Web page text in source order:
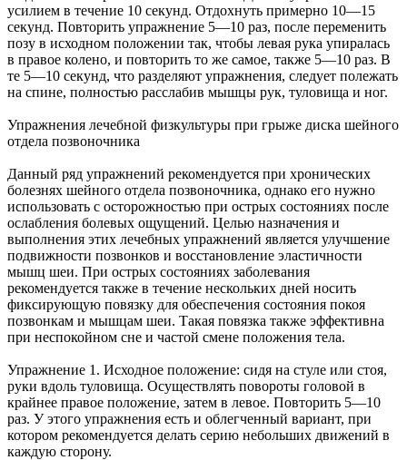
усилием в течение 10 секунд. Отдохнуть примерно 10—15
секунд. Повторить упражнение 5—10 раз, после переменить
позу в исходном положении так, чтобы левая рука упиралась
в правое колено, и повторить то же самое, также 5—10 раз. В
те 5—10 секунд, что разделяют упражнения, следует полежать
на спине, полностью расслабив мышцы рук, туловища и ног.
Упражнения лечебной физкультуры при грыже диска шейного
отдела позвоночника
Данный ряд упражнений рекомендуется при хронических
болезнях шейного отдела позвоночника, однако его нужно
использовать с осторожностью при острых состояниях после
ослабления болевых ощущений. Целью назначения и
выполнения этих лечебных упражнений является улучшение
подвижности позвонков и восстановление эластичности
мышц шеи. При острых состояниях заболевания
рекомендуется также в течение нескольких дней носить
фиксирующую повязку для обеспечения состояния покоя
позвонкам и мышцам шеи. Такая повязка также эффективна
при неспокойном сне и частой смене положения тела.
Упражнение 1. Исходное положение: сидя на стуле или стоя,
руки вдоль туловища. Осуществлять повороты головой в
крайнее правое положение, затем в левое. Повторить 5—10
раз. У этого упражнения есть и облегченный вариант, при
котором рекомендуется делать серию небольших движений в
каждую сторону.